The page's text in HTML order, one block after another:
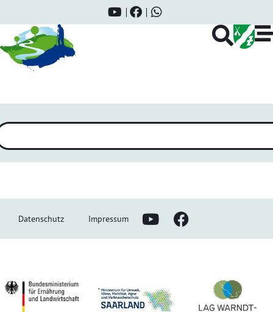
Die Glitterqueens „Wunder,
Weiber, Wechseljahre“
Datenschutz Impressum